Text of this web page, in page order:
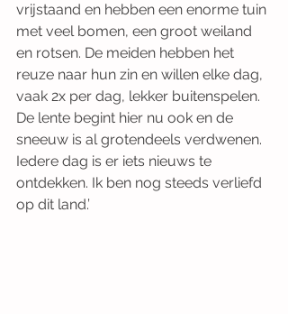
vrijstaand en hebben een enorme tuin
met veel bomen, een groot weiland
en rotsen. De meiden hebben het
reuze naar hun zin en willen elke dag,
vaak 2x per dag, lekker buitenspelen.
De lente begint hier nu ook en de
sneeuw is al grotendeels verdwenen.
Iedere dag is er iets nieuws te
ontdekken. Ik ben nog steeds verliefd
op dit land.’